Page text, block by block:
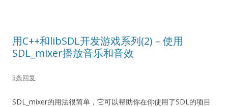
用C++和libSDL开发游戏系列(2) – 使用
SDL_mixer播放音乐和音效
3条回复
SDL_mixer的用法很简单，它可以帮助你在你使用了SDL的项目